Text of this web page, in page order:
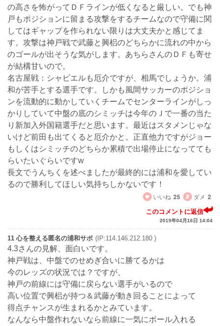
の高さを怖がってＤＦラインが低くなると厳しい。でも神
戸もポジションに留まる攻撃をするチームなので守備に関
してはギャップを作られない限りは大丈夫かと感じてま
す。攻撃は神戸戦で武藤と興梠のどちらかに流れの中から
のゴールが出そうな気がします。あちらさんのＤＦも寄せ
が結構甘いので。
名古屋戦：シャビエルも厄介ですが、相馬でしょうか。浦
和が苦手とする選手です。しかも風間サッカーのポジショ
ンを流動的に動かしていくチームでセンターラインがしっ
かりしていて中盤の底のシミッチは今年のＪで一番の当た
り新加入外国籍選手だと思います。最近はスタメンじゃな
いけど前田も出てくると厄介かと。正直他力ですがジョー
もしくはシミッチのどちらか累積で出場停止になってても
らいたいぐらいですw
長文でうんちくを述べましたが最終的には浦和を愛してい
るので勝利してほしい気持ちしかないです！
いいね 25 ダメ 2
このコメントに返信
2019年04月16日 14:04
11 心を整える匿名の浦和サポ (IP:114.146.212.180 )
4.3さんの見解、面白いです。
神戸戦は、中盤でのせめぎ合いに勝てるかは
今のレッズの状況では？ですが、
神戸の前線には守備に戻らない選手がいるので
高い位置で興梠が持つ＆武藤が動き回ることによって
得点チャンスが生まれるかとみています。
なんなら中盤作れないなら前線に一気にボール入れる